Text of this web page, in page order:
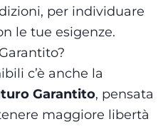
per individuare
le tue esigenze.
c’è anche la
Garantito, pensata
maggiore libertà